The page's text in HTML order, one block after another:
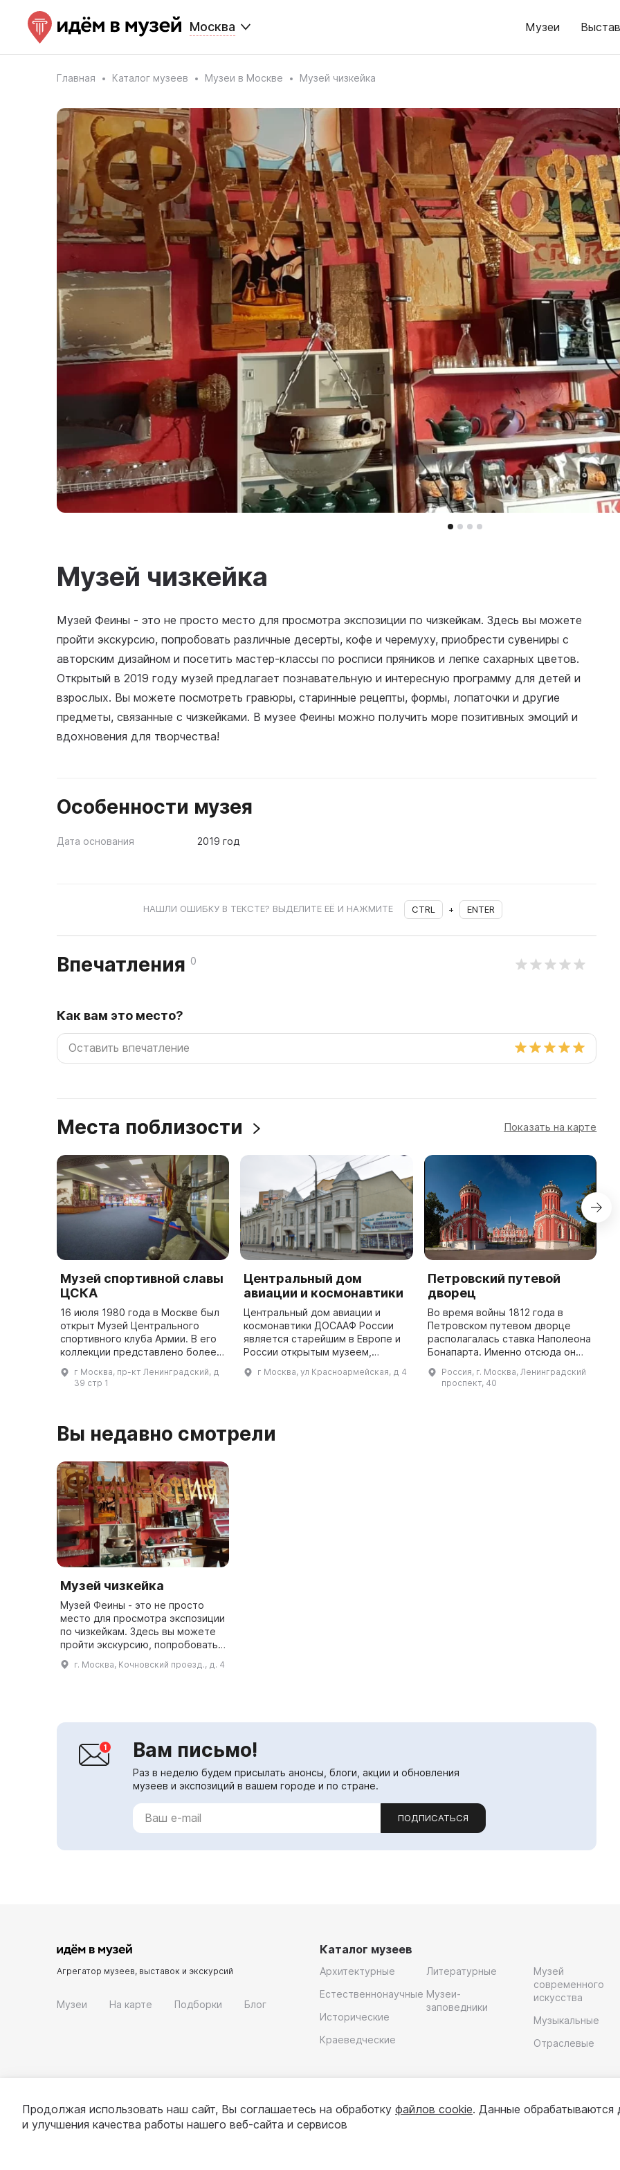
Москва Музеи
Главная Каталог музеев Музеи в Москве Музей чизкейка
Музей чизкейка
Музей Феины - это не просто место для просмотра экспозиции по чизкейкам. Здесь вы можете
пройти экскурсию, попробовать различные десерты, кофе и черемуху, приобрести сувениры с
авторским дизайном и посетить мастер-классы по росписи пряников и лепке сахарных цветов.
Открытый в 2019 году музей предлагает познавательную и интересную программу для детей и
взрослых. Вы можете посмотреть гравюры, старинные рецепты, формы, лопаточки и другие
предметы, связанные с чизкейками. В музее Феины можно получить море позитивных эмоций и
вдохновения для творчества!
Особенности музея
Дата основания 2019 год
НАШЛИ ОШИБКУ В ТЕКСТЕ? ВЫДЕЛИТЕ ЕЁ И НАЖМИТЕ CTRL + ENTER
Впечатления 0
Как вам это место?
Места поблизости Показать на карте
Музей спортивной славы
ЦСКА
16 июля 1980 года в Москве был
открыт Музей Центрального
спортивного клуба Армии. В его
коллекции представлено более
многие из которых не имеют
г Москва, пр-кт Ленинградский, д
39 стр 1
Центральный дом
авиации и космонавтики
Центральный дом авиации и
космонавтики ДОСААФ России
является старейшим в Европе и
России открытым музеем,
можно увидеть экспонаты самых
г Москва, ул Красноармейская, д 4
Петровский путевой
дворец
Во время войны 1812 года в
Петровском путевом дворце
располагалась ставка Наполеона
Бонапарта. Именно отсюда он
покорившийся ему город.
Дворец, разоренный после
Россия, г. Москва, Ленинградский
проспект, 40
Вы недавно смотрели
Музей чизкейка
Музей Феины - это не просто
место для просмотра экспозиции
по чизкейкам. Здесь вы можете
пройти экскурсию, попробовать
различные десерты, кофе и
черемуху, приобрести сувениры
г. Москва, Кочновский проезд., д. 4
Вам письмо!
Раз в неделю будем присылать анонсы, блоги, акции и обновления
музеев и экспозиций в вашем городе и по стране.
ПОДПИСАТЬСЯ
Агрегатор музеев, выставок и экскурсий
Музеи На карте Подборки Блог
Каталог музеев
Архитектурные
Естественнонаучные
Исторические
Краеведческие
Литературные
Музеи-
заповедники
Музей
современного
искусства
Музыкальные
Отраслевые
Продолжая использовать наш сайт, Вы соглашаетесь на обработку файлов cookie. Данные обрабатываются
и улучшения качества работы нашего веб-сайта и сервисов